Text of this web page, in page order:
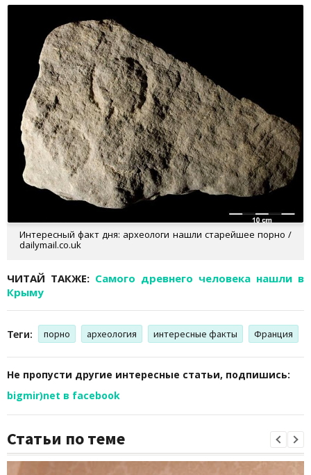
Интересный факт дня: археологи нашли старейшее порно /
dailymail.co.uk
ЧИТАЙ ТАКЖЕ: Самого древнего человека нашли в
Крыму
Теги: порно археология интересные факты Франция
Не пропусти другие интересные статьи, подпишись:
bigmir)net в facebook
Статьи по теме